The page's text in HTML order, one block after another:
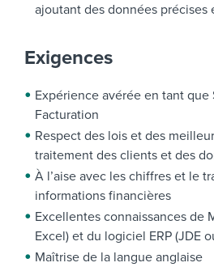
ajoutant des données précises
Exigences
Expérience avérée en tant que
Facturation
Respect des lois et des
traitement des clients et des
À l’aise avec les chiffres et le
informations financières
Excellentes connaissances de
Excel) et du logiciel ERP (JDE
Maîtrise de la langue anglaise